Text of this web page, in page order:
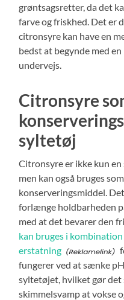
grøntsagsretter, da det
farve og friskhed. Det er
citronsyre kan have en
bedst at begynde med
undervejs.
Citronsyre
syltetøj
Citronsyre er ikke kun
men kan også bruges
konserveringsmiddel.
forlænge holdbarheden
med at det bevarer den
kan bruges i
erstatning
fungerer ved at sænke
syltetøjet, hvilket gør
skimmelsvamp at vokse